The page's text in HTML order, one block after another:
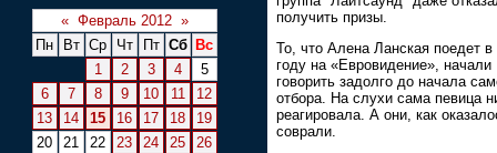
« Февраль 2012 »
Пн
Вт Ср Чт Пт Сб
Вс
1
2 3 4
5
6
7 8 9 10 11
12
13
14 15 16 17 18
19
20
21 22 23 24 25
26
получить призы.
То, что Алена Ланская поедет в
году на «Евровидение», начали
говорить задолго до начала
отбора. На слухи сама певица
реагировала. А они, как
соврали.